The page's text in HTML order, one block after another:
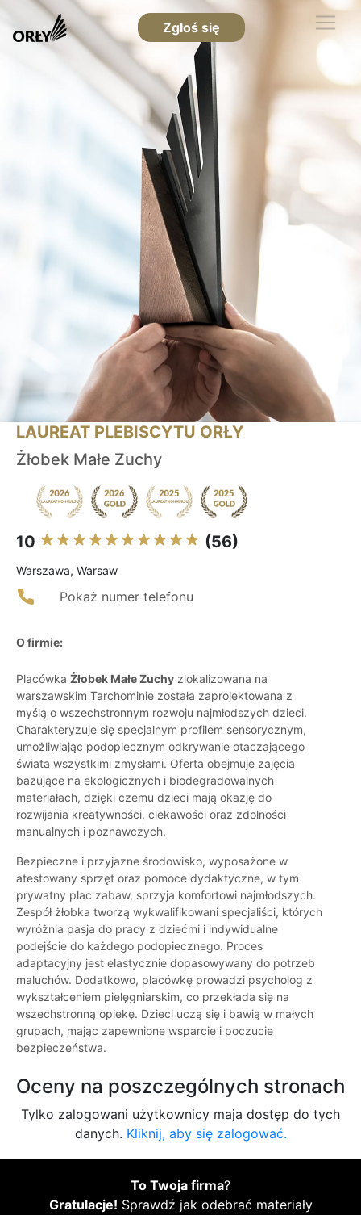
Zgłoś się
LAUREAT PLEBISCYTU ORŁY
Żłobek Małe Zuchy
10 (56)
Warszawa, Warsaw
Pokaż numer telefonu
O firmie:
Placówka Żłobek Małe Zuchy zlokalizowana na
warszawskim Tarchominie została zaprojektowana z
myślą o wszechstronnym rozwoju najmłodszych dzieci.
Charakteryzuje się specjalnym profilem sensorycznym,
umożliwiając podopiecznym odkrywanie otaczającego
świata wszystkimi zmysłami. Oferta obejmuje zajęcia
bazujące na ekologicznych i biodegradowalnych
materiałach, dzięki czemu dzieci mają okazję do
rozwijania kreatywności, ciekawości oraz zdolności
manualnych i poznawczych.
Bezpieczne i przyjazne środowisko, wyposażone w
atestowany sprzęt oraz pomoce dydaktyczne, w tym
prywatny plac zabaw, sprzyja komfortowi najmłodszych.
Zespół żłobka tworzą wykwalifikowani specjaliści, których
wyróżnia pasja do pracy z dziećmi i indywidualne
podejście do każdego podopiecznego. Proces
adaptacyjny jest elastycznie dopasowywany do potrzeb
maluchów. Dodatkowo, placówkę prowadzi psycholog z
wykształceniem pielęgniarskim, co przekłada się na
wszechstronną opiekę. Dzieci uczą się i bawią w małych
grupach, mając zapewnione wsparcie i poczucie
bezpieczeństwa.
Oceny na poszczególnych stronach
Tylko zalogowani użytkownicy maja dostęp do tych
danych. Kliknij, aby się zalogować.
To Twoja firma?
Gratulacje! Sprawdź jak odebrać materiały